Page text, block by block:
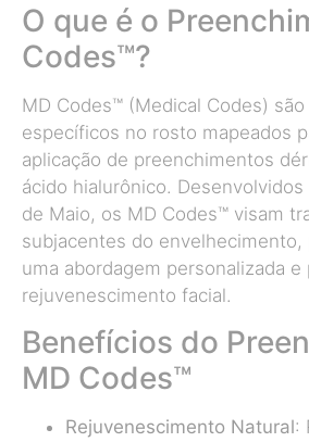
O que é o
Codes™?
MD Codes™ (Medical Codes)
específicos no rosto mapeados
aplicação de preenchimentos
ácido hialurônico.
de Maio, os MD Codes™ visam
subjacentes do envelhecimento,
uma abordagem personalizada e
rejuvenescimento facial.
Benefícios do
MD Codes™
Rejuvenescimento Natural: